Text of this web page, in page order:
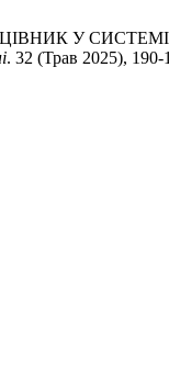
У
. 32 (Трав 2025),